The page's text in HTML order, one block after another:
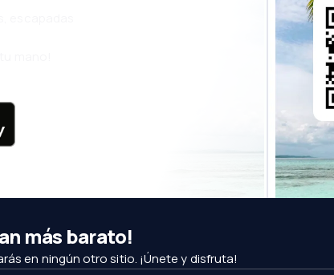
más barato!
en ningún otro sitio. ¡Únete y disfruta!